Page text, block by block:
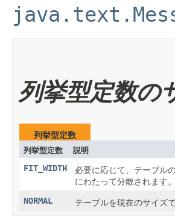
列挙型定数の
列挙型定数
列挙型定数 説明
FIT_WIDTH
必要に応じて、テーブル
にわたって分散されます。
NORMAL テーブルを現在のサイズ